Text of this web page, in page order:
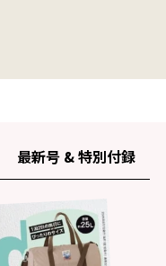
最新号 & 特別付録